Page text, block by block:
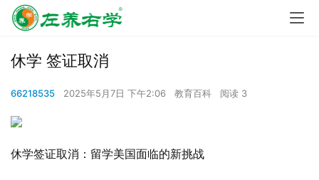
休学 签证取消
66218535 2025年5月7日 下午2:06 教育百科 阅读 3
休学签证取消：留学美国面临的新挑战